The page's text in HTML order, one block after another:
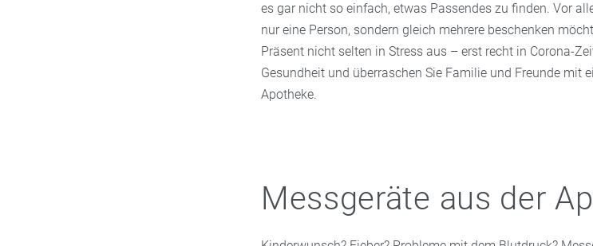
es gar nicht so einfach, etwas Passendes zu finden. Vor
nur eine Person, sondern gleich mehrere beschenken
Präsent nicht selten in Stress aus – erst recht in Corona-
Gesundheit und überraschen Sie Familie und Freunde mit
Apotheke.
Messgeräte aus der